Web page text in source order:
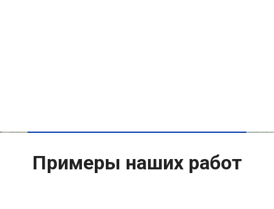
Примеры наших работ